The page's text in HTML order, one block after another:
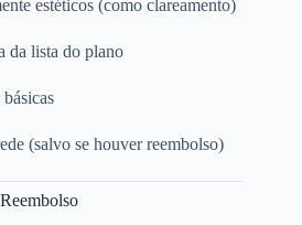
estéticos (como clareamento)
da lista do plano
(salvo se houver reembolso)